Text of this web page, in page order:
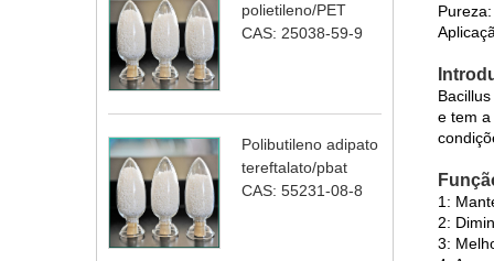
polietileno/PET
CAS: 25038-59-9
Polibutileno adipato
tereftalato/pbat
CAS: 55231-08-8
e tem
1:
2:
3: